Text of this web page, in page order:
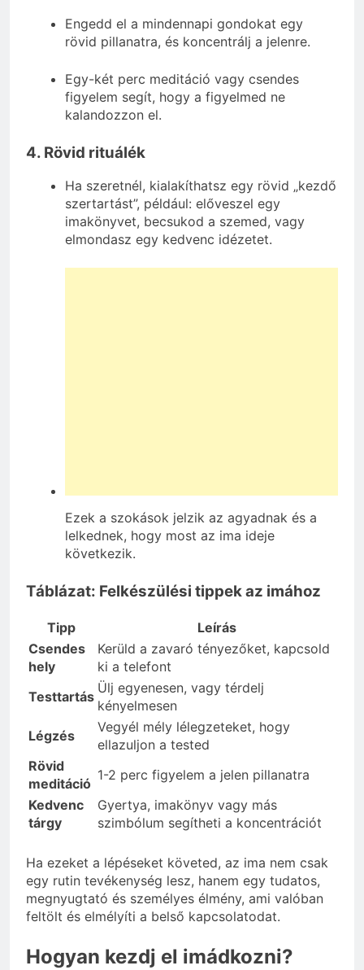
Engedd el a mindennapi gondokat egy
rövid pillanatra, és koncentrálj a jelenre.
Egy-két perc meditáció vagy csendes
figyelem segít, hogy a figyelmed ne
kalandozzon el.
4. Rövid rituálék
Ha szeretnél, kialakíthatsz egy rövid „kezdő
szertartást”, például: előveszel egy
imakönyvet, becsukod a szemed, vagy
elmondasz egy kedvenc idézetet.
Ezek a szokások jelzik az agyadnak és a
lelkednek, hogy most az ima ideje
következik.
Táblázat: Felkészülési tippek az imához
Tipp
Leírás
Csendes
hely
Kerüld a zavaró tényezőket, kapcsold
ki a telefont
Testtartás
Ülj egyenesen, vagy térdelj
kényelmesen
Légzés
Vegyél mély lélegzeteket, hogy
ellazuljon a tested
Rövid
meditáció
1-2 perc figyelem a jelen pillanatra
Kedvenc
tárgy
Gyertya, imakönyv vagy más
szimbólum segítheti a koncentrációt
Ha ezeket a lépéseket követed, az ima nem csak
egy rutin tevékenység lesz, hanem egy tudatos,
megnyugtató és személyes élmény, ami valóban
feltölt és elmélyíti a belső kapcsolatodat.
Hogyan kezdj el imádkozni?